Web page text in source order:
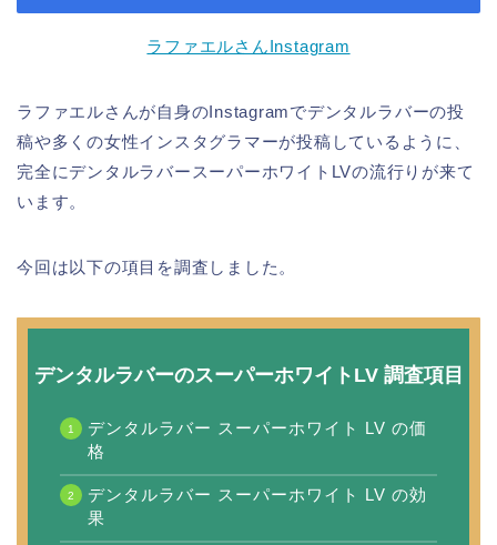
ラファエルさんInstagram
ラファエルさんが自身のInstagramでデンタルラバーの投
稿や多くの女性インスタグラマーが投稿しているように、
完全にデンタルラバースーパーホワイトLVの流行りが来て
います。
今回は以下の項目を調査しました。
デンタルラバーのスーパーホワイトLV 調査項目
デンタルラバー スーパーホワイト LV の価
格
デンタルラバー スーパーホワイト LV の効
果